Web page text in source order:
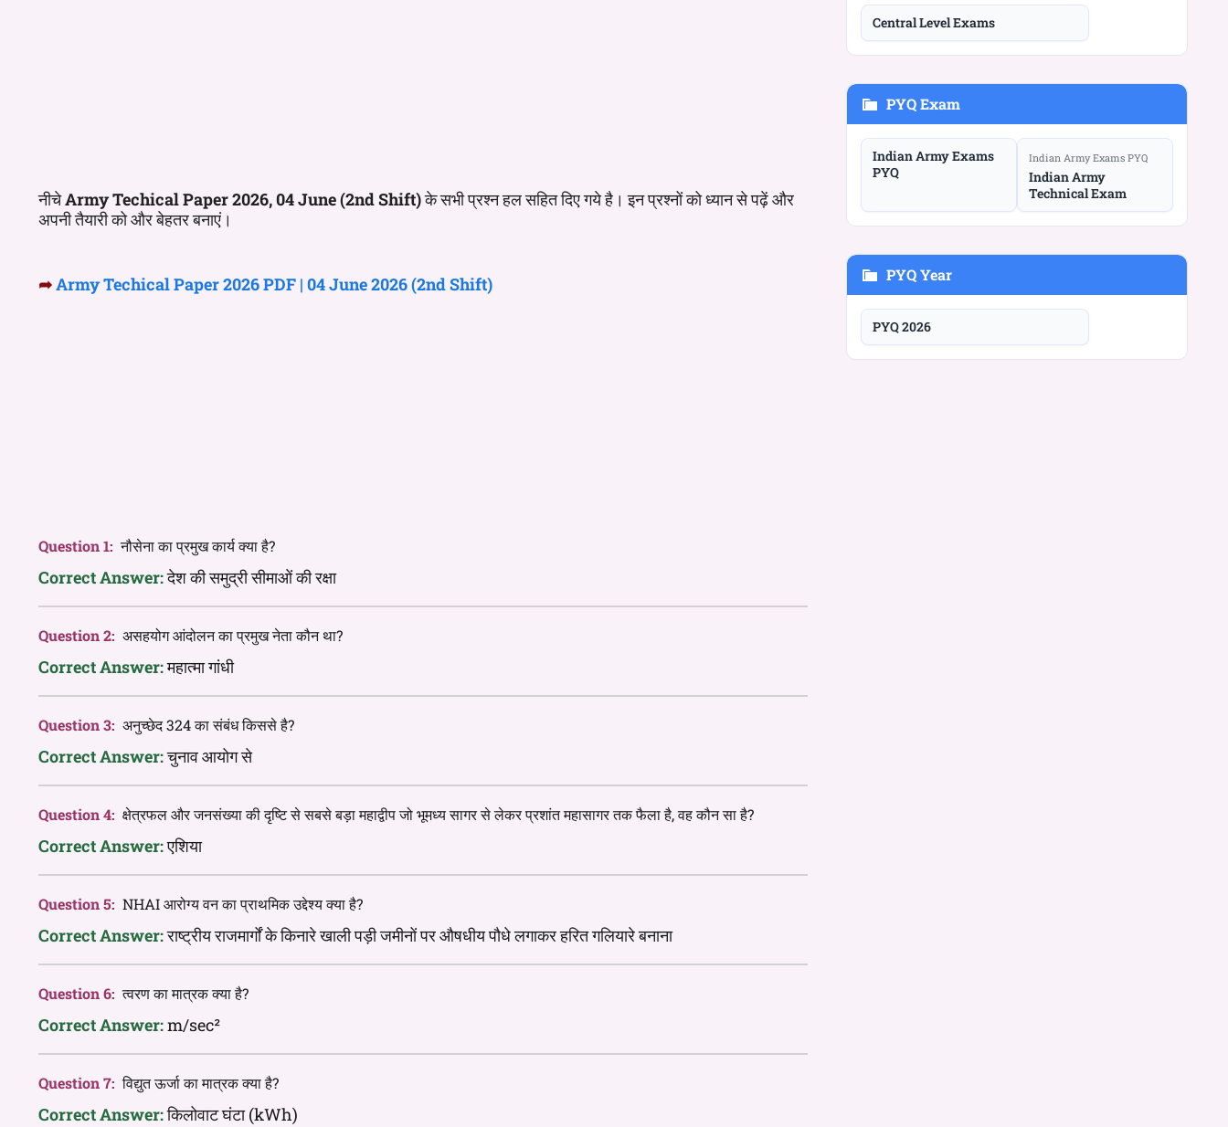
नीचेArmy TechicalPaper 2026, 04 June (2nd Shift)के सभी प्रश्न हल सहित दिए गये है। इन प्रश्नों को ध्यान से पढ़ें और
अपनी तैयारी को और बेहतर बनाएं।
➦Army Techical Paper 2026 PDF | 04 June 2026 (2nd Shift)
Question 1: नौसेना का प्रमुख कार्य क्या है?
Correct Answer:देश की समुद्री सीमाओं की रक्षा
Question 2: असहयोग आंदोलन का प्रमुख नेता कौन था?
Correct Answer:महात्मा गांधी
Question 3: अनुच्छेद 324 का संबंध किससे है?
Correct Answer:चुनाव आयोग से
Question 4: क्षेत्रफल और जनसंख्या की दृष्टि से सबसे बड़ा महाद्वीप जो भूमध्य सागर से लेकर प्रशांत महासागर तक फैला है, वह कौन सा है?
Correct Answer:एशिया
Question 5: NHAI आरोग्य वन का प्राथमिक उद्देश्य क्या है?
Correct Answer:राष्ट्रीय राजमार्गों के किनारे खाली पड़ी जमीनों पर औषधीय पौधे लगाकर हरित गलियारे बनाना
Question 6: त्वरण का मात्रक क्या है?
Correct Answer:m/sec²
Question 7: विद्युत ऊर्जा का मात्रक क्या है?
Correct Answer:किलोवाट घंटा (kWh)
Central Level Exams
PYQ Exam
Indian Army Exams
PYQ
Indian Army Exams PYQ
Indian Army
Technical Exam
PYQ Year
PYQ 2026